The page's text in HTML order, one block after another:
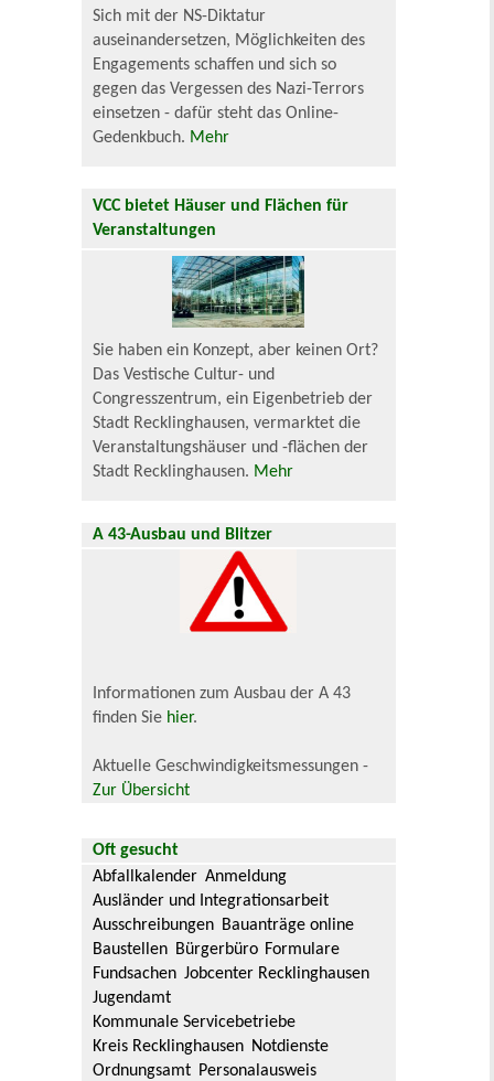
Sich mit der NS-Diktatur
auseinandersetzen, Möglichkeiten des
Engagements schaffen und sich so
gegen das Vergessen des Nazi-Terrors
einsetzen - dafür steht das Online-
Gedenkbuch. Mehr
VCC bietet Häuser und Flächen für
Veranstaltungen
Sie haben ein Konzept, aber keinen Ort?
Das Vestische Cultur- und
Congresszentrum, ein Eigenbetrieb der
Stadt Recklinghausen, vermarktet die
Veranstaltungshäuser und -flächen der
Stadt Recklinghausen. Mehr
A 43-Ausbau und Blitzer
Informationen zum Ausbau der A 43
finden Sie hier.
Aktuelle Geschwindigkeitsmessungen -
Zur Übersicht
Oft gesucht
Abfallkalender Anmeldung
Ausländer und Integrationsarbeit
Ausschreibungen Bauanträge online
Baustellen Bürgerbüro Formulare
Fundsachen Jobcenter Recklinghausen
Jugendamt
Kommunale Servicebetriebe
Kreis Recklinghausen Notdienste
Ordnungsamt Personalausweis